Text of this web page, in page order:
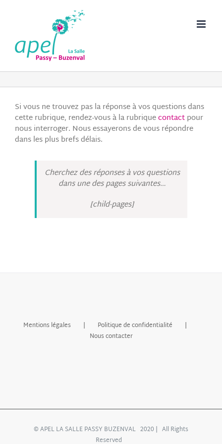
Si vous ne trouvez pas la réponse à vos questions dans
cette rubrique, rendez-vous à la rubriquecontactpour
nous interroger. Nous essayerons de vous répondre
dans les plus brefs délais.
Cherchez des réponses à vos questions
dans une des pages suivantes…
[child-pages]
Mentions légales
Politique de confidentialité
Nous contacter
© APEL LA SALLE PASSY BUZENVAL 2020 | All Rights
Reserved